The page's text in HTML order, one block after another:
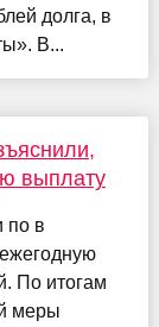
долга, в
В...
выплату
по в
По итогам
меры